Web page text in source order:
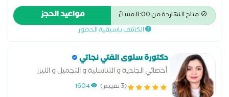
متاح النهاردة من 8:00 مساءً مواعيد الحجز
الكشف باسبقية الحضور
دكتورة سلوى الفتي نجاتي
أخصائي الجلدية و التناسلية و التجميل و الليزر
(3 تقييم) 1604